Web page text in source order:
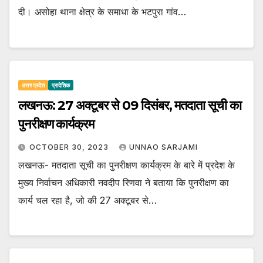
दी। असोहा थाना क्षेत्र के समाधा के भटपुरा गांव…
उत्तर प्रदेश प्रादेशिक
लखनऊ: 27 अक्टूबर से 09 दिसंबर, मतदाता सूची का
पुनरीक्षण कार्यक्रम
OCTOBER 30, 2023 UNNAO SARJAMI
लखनऊ- मतदाता सूची का पुनरीक्षण कार्यक्रम के बारे में प्रदेश के
मुख्य निर्वाचन अधिकारी नवदीप रिणवा ने बताया कि पुनरीक्षण का
कार्य चल रहा है, जो की 27 अक्टूबर से…